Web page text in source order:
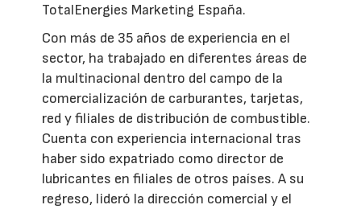
TotalEnergies Marketing España.
Con más de 35 años de experiencia en el
sector, ha trabajado en diferentes áreas de
la multinacional dentro del campo de la
comercialización de carburantes, tarjetas,
red y filiales de distribución de combustible.
Cuenta con experiencia internacional tras
haber sido expatriado como director de
lubricantes en filiales de otros países. A su
regreso, lideró la dirección comercial y el